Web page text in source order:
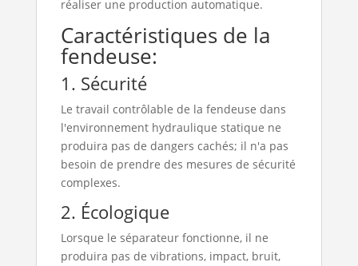
réaliser une production automatique.
Caractéristiques de la
fendeuse:
1. Sécurité
Le travail contrôlable de la fendeuse dans
l'environnement hydraulique statique ne
produira pas de dangers cachés; il n'a pas
besoin de prendre des mesures de sécurité
complexes.
2. Écologique
Lorsque le séparateur fonctionne, il ne
produira pas de vibrations, impact, bruit,